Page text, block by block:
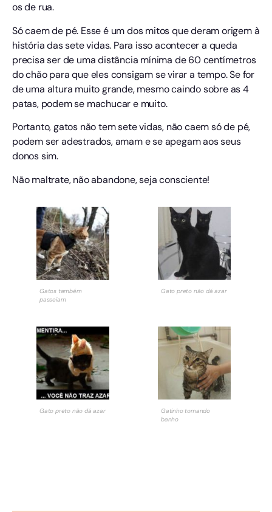
os de rua.
Só caem de pé. Esse é um dos mitos que deram origem à
história das sete vidas. Para isso acontecer a queda
precisa ser de uma distância mínima de 60 centímetros
do chão para que eles consigam se virar a tempo. Se for
de uma altura muito grande, mesmo caindo sobre as 4
patas, podem se machucar e muito.
Portanto, gatos não tem sete vidas, não caem só de pé,
podem ser adestrados, amam e se apegam aos seus
donos sim.
Não maltrate, não abandone, seja consciente!
Gatos também
passeiam
Gato preto não dá azar
Gato preto não dá azar
Gatinho tomando
banho